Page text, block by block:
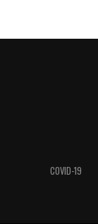
COVID-19